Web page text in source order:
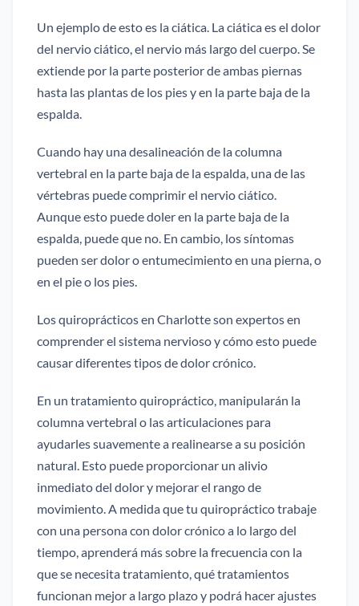
Un ejemplo de esto es la ciática. La ciática es el dolor
del nervio ciático, el nervio más largo del cuerpo. Se
extiende por la parte posterior de ambas piernas
hasta las plantas de los pies y en la parte baja de la
espalda.
Cuando hay una desalineación de la columna
vertebral en la parte baja de la espalda, una de las
vértebras puede comprimir el nervio ciático.
Aunque esto puede doler en la parte baja de la
espalda, puede que no. En cambio, los síntomas
pueden ser dolor o entumecimiento en una pierna, o
en el pie o los pies.
Los quiroprácticos en Charlotte son expertos en
comprender el sistema nervioso y cómo esto puede
causar diferentes tipos de dolor crónico.
En un tratamiento quiropráctico, manipularán la
columna vertebral o las articulaciones para
ayudarles suavemente a realinearse a su posición
natural. Esto puede proporcionar un alivio
inmediato del dolor y mejorar el rango de
movimiento. A medida que tu quiropráctico trabaje
con una persona con dolor crónico a lo largo del
tiempo, aprenderá más sobre la frecuencia con la
que se necesita tratamiento, qué tratamientos
funcionan mejor a largo plazo y podrá hacer ajustes